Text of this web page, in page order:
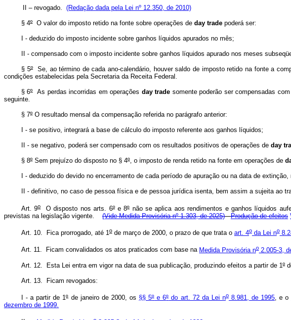
II – revogado. (Redação dada pela Lei nº 12.350, de 2010)
§ 4º O valor do imposto retido na fonte sobre operações de day trade poderá ser:
I - deduzido do imposto incidente sobre ganhos líquidos apurados no mês;
II - compensado com o imposto incidente sobre ganhos líquidos apurado nos meses
§ 5ºSe, ao término de cada ano-calendário, houver saldo de imposto retido na fonte a
condições estabelecidas pela Secretaria da Receita Federal.
§ 6ºAs perdas incorridas em operações day trade somente poderão ser compensadas
seguinte.
§ 7º O resultado mensal da compensação referida no parágrafo anterior:
I - se positivo, integrará a base de cálculo do imposto referente aos ganhos líquidos;
II - se negativo, poderá ser compensado com os resultados positivos de operações de day
§ 8º Sem prejuízo do disposto no § 4º, o imposto de renda retido na fonte em operações de
I - deduzido do devido no encerramento de cada período de apuração ou na data de
II - definitivo, no caso de pessoa física e de pessoa jurídica isenta, bem assim a sujeita ao
Art. 9oO disposto nos arts. 6ºe 8ºnão se aplica aos rendimentos e ganhos líquidos
previstas na legislação vigente. (Vide Medida Provisória nº 1.303, de 2025) Produção de efeitos
Art. 10. Fica prorrogado, até 1o de março de 2000, o prazo de que trata o art. 4o da Lei no
Art. 11. Ficam convalidados os atos praticados com base na Medida Provisória no 2.005-3,
Art. 12. Esta Lei entra em vigor na data de sua publicação, produzindo efeitos a partir de 1º
Art. 13. Ficam revogados:
I - a partir de 1ºde janeiro de 2000, os §§ 5ºe 6ºdo art. 72 da Lei no8.981, de 1995, e o
dezembro de 1999.